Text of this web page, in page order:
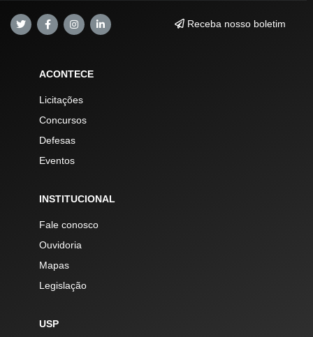
Receba nosso boletim
ACONTECE
Licitações
Concursos
Defesas
Eventos
INSTITUCIONAL
Fale conosco
Ouvidoria
Mapas
Legislação
USP